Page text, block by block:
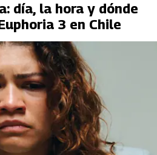
día, la hora y dónde
3 en Chile